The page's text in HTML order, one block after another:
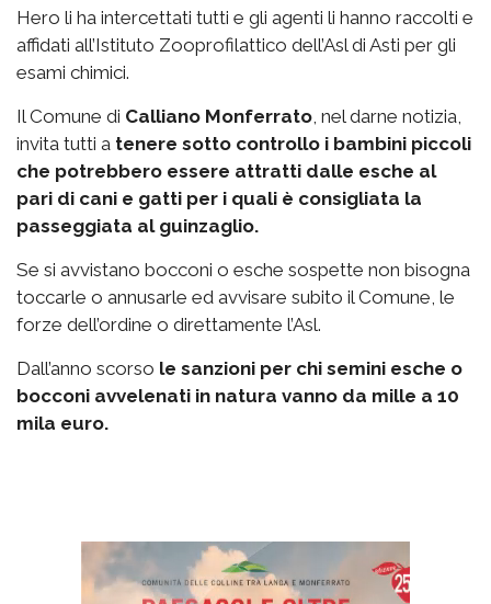
Hero li ha intercettati tutti e gli agenti li hanno raccolti e
affidati all’Istituto Zooprofilattico dell’Asl di Asti per gli
esami chimici.
Il Comune di Calliano Monferrato , nel darne notizia,
invita tutti a tenere sotto controllo i bambini piccoli
che potrebbero essere attratti dalle esche al
pari di cani e gatti per i quali è consigliata la
passeggiata al guinzaglio.
Se si avvistano bocconi o esche sospette non bisogna
toccarle o annusarle ed avvisare subito il Comune, le
forze dell’ordine o direttamente l’Asl.
Dall’anno scorso le sanzioni per chi semini esche o
bocconi avvelenati in natura vanno da mille a 10
mila euro.